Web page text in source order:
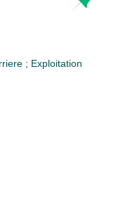
; Exploitation